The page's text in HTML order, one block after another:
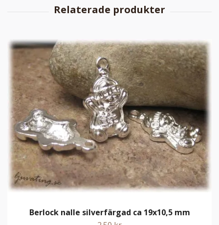
Berlock nalle silverfärgad ca 19x10,5 mm